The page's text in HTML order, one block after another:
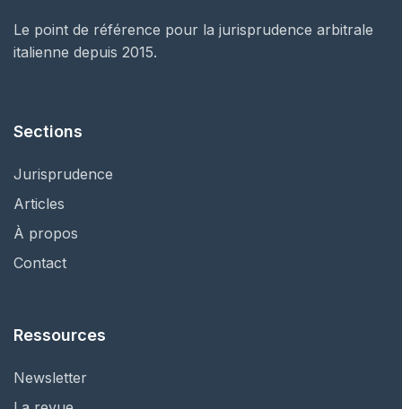
Le point de référence pour la jurisprudence arbitrale
italienne depuis 2015.
Sections
Jurisprudence
Articles
À propos
Contact
Ressources
Newsletter